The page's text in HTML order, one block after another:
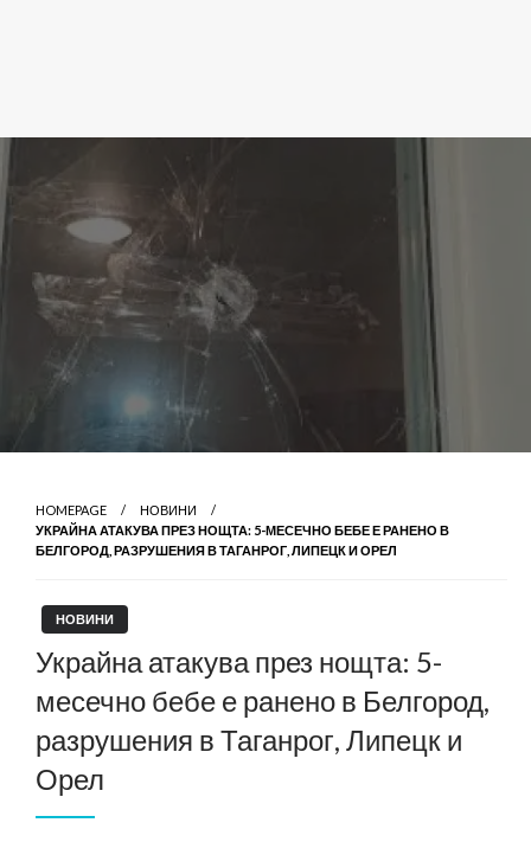
HOMEPAGE
НОВИНИ
УКРАЙНА АТАКУВА ПРЕЗ НОЩТА: 5-МЕСЕЧНО БЕБЕ Е РАНЕНО В
БЕЛГОРОД, РАЗРУШЕНИЯ В ТАГАНРОГ, ЛИПЕЦК И ОРЕЛ
НОВИНИ
Украйна атакува през нощта: 5-
месечно бебе е ранено в Белгород,
разрушения в Таганрог, Липецк и
Орел